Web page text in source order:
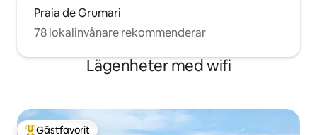
Praia de Grumari
78 lokalinvånare rekommenderar
Lägenheter med wifi
Gästfavorit